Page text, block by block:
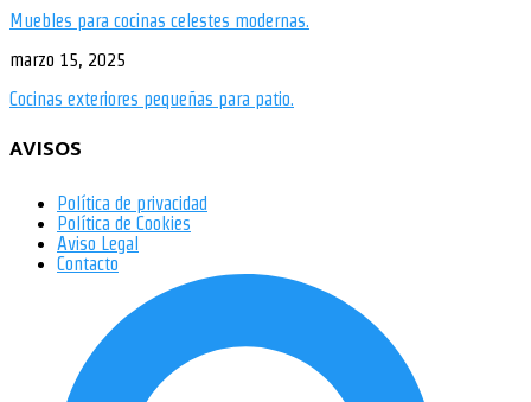
Muebles para cocinas celestes modernas.
marzo 15, 2025
Cocinas exteriores pequeñas para patio.
AVISOS
Política de privacidad
Política de Cookies
Aviso Legal
Contacto